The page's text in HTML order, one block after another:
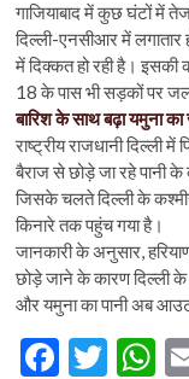
गाजियाबाद में कुछ घंटों में
दिल्ली-एनसीआर में लगातार
में दिक्कत हो रही है। इसकी
18 के पास भी सड़कों पर
बारिश के साथ बढ़ा यमुना
राष्ट्रीय राजधानी दिल्ली
बैराज से छोड़े जा रहे पानी
जिसके चलते दिल्ली के
किनारे तक पहुंच गया है।
जानकारी के अनुसार,
छोड़े जाने के कारण दिल्ली के
और यमुना का पानी अब
F
T